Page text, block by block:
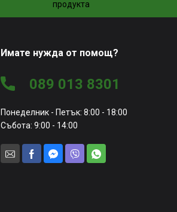
продукта
Имате нужда от помощ?
089 013 8301
Понеделник - Петък: 8:00 - 18:00
Събота: 9:00 - 14:00